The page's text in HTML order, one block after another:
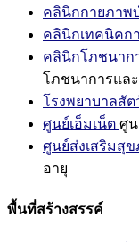
คลินิกกายภาพ
คลินิกเทคนิคก
คลินิกโภชนาก
โภชนาการแล
โรงพยาบาลสัต
ศูนย์เอ็มเน็ต ศูน
ศูนย์ส่งเสริมสุข
อายุ
พื้นที่สร้างสรรค์